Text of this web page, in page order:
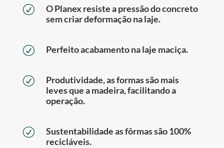
R
O Planex resiste a pressão do concreto
sem criar deformação na laje.
R Perfeito acabamento na laje maciça.
R
Produtividade, as formas são mais
leves que a madeira, facilitando a
operação.
R
Sustentabilidade as fôrmas são 100%
recicláveis.